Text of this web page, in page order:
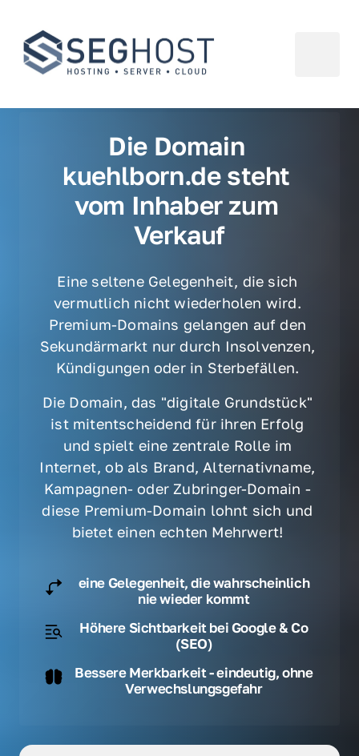
Die Domain
kuehlborn.de steht
vom Inhaber zum
Verkauf
Eine seltene Gelegenheit, die sich
vermutlich nicht wiederholen wird.
Premium-Domains gelangen auf den
Sekundärmarkt nur durch Insolvenzen,
Kündigungen oder in Sterbefällen.
Die Domain, das "digitale Grundstück"
ist mitentscheidend für ihren Erfolg
und spielt eine zentrale Rolle im
Internet, ob als Brand, Alternativname,
Kampagnen- oder Zubringer-Domain -
diese Premium-Domain lohnt sich und
bietet einen echten Mehrwert!
eine Gelegenheit, die wahrscheinlich
nie wieder kommt
Höhere Sichtbarkeit bei Google & Co
(SEO)
Bessere Merkbarkeit - eindeutig, ohne
Verwechslungsgefahr